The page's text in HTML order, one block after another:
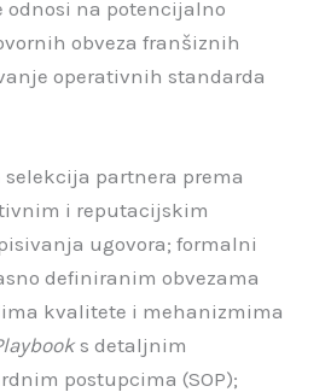
odnosi na potencijalno
obveza franšiznih
operativnih standarda
selekcija partnera prema
i reputacijskim
ugovora; formalni
definiranim obvezama
kvalitete i mehanizmima
s detaljnim
postupcima (SOP);